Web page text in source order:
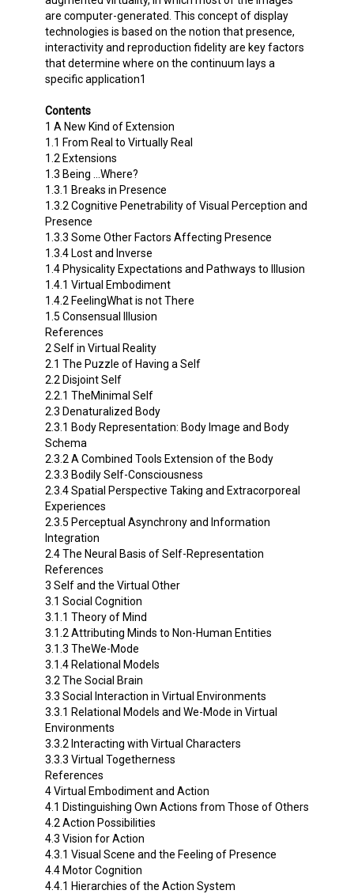
are computer-generated. This concept of display
technologies is based on the notion that presence,
interactivity and reproduction fidelity are key factors
that determine where on the continuum lays a
specific application1
Contents
1 A New Kind of Extension
1.1 From Real to Virtually Real
1.2 Extensions
1.3 Being …Where?
1.3.1 Breaks in Presence
1.3.2 Cognitive Penetrability of Visual Perception and
Presence
1.3.3 Some Other Factors Affecting Presence
1.3.4 Lost and Inverse
1.4 Physicality Expectations and Pathways to Illusion
1.4.1 Virtual Embodiment
1.4.2 FeelingWhat is not There
1.5 Consensual Illusion
References
2 Self in Virtual Reality
2.1 The Puzzle of Having a Self
2.2 Disjoint Self
2.2.1 TheMinimal Self
2.3 Denaturalized Body
2.3.1 Body Representation: Body Image and Body
Schema
2.3.2 A Combined Tools Extension of the Body
2.3.3 Bodily Self-Consciousness
2.3.4 Spatial Perspective Taking and Extracorporeal
Experiences
2.3.5 Perceptual Asynchrony and Information
Integration
2.4 The Neural Basis of Self-Representation
References
3 Self and the Virtual Other
3.1 Social Cognition
3.1.1 Theory of Mind
3.1.2 Attributing Minds to Non-Human Entities
3.1.3 TheWe-Mode
3.1.4 Relational Models
3.2 The Social Brain
3.3 Social Interaction in Virtual Environments
3.3.1 Relational Models and We-Mode in Virtual
Environments
3.3.2 Interacting with Virtual Characters
3.3.3 Virtual Togetherness
References
4 Virtual Embodiment and Action
4.1 Distinguishing Own Actions from Those of Others
4.2 Action Possibilities
4.3 Vision for Action
4.3.1 Visual Scene and the Feeling of Presence
4.4 Motor Cognition
4.4.1 Hierarchies of the Action System